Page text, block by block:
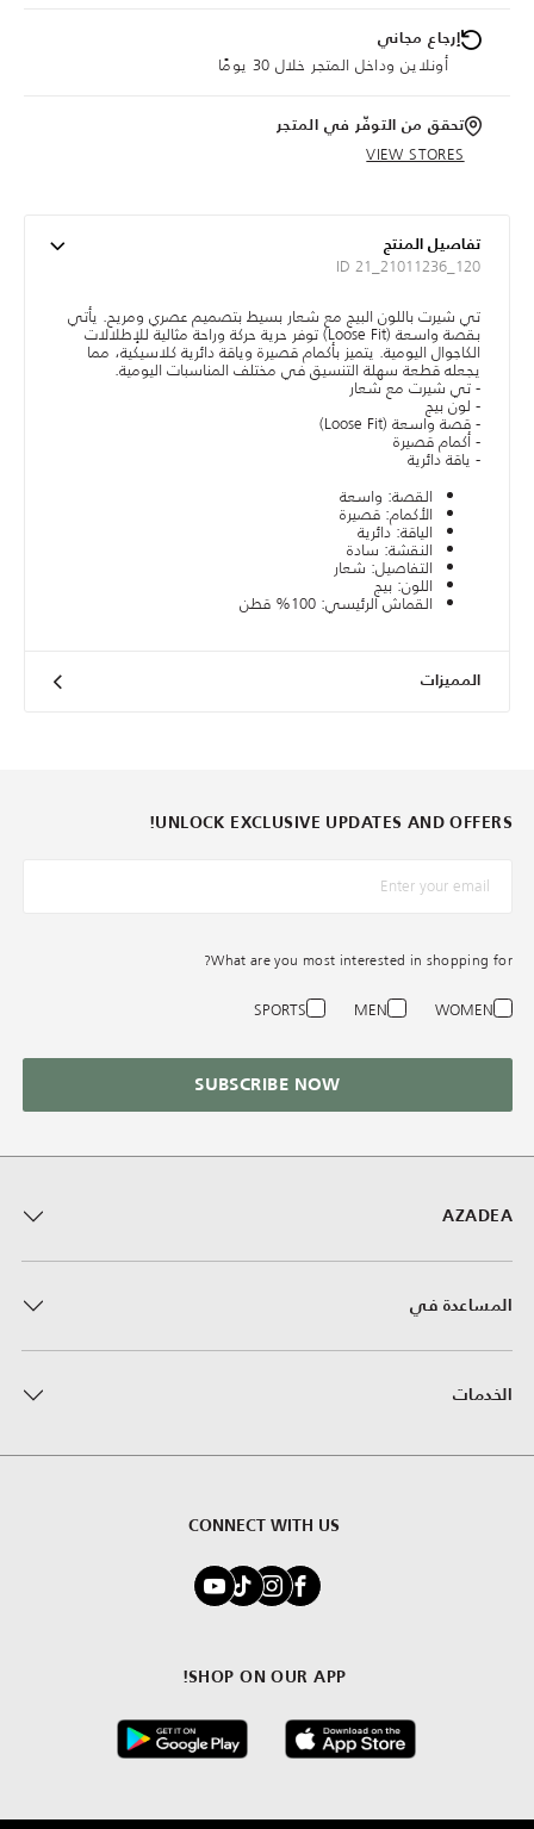
إرجاع مجاني
أونلاين وداخل المتجر خلال 30 يومًا
تحقق من التوفّر في المتجر
VIEW STORES
تفاصيل المنتج
ID 21_21011236_120
تي شيرت باللون البيج مع شعار بسيط بتصميم عصري ومريح. يأتي
بقصة واسعة (Loose Fit) توفر حرية حركة وراحة مثالية للإطلالات
الكاجوال اليومية. يتميز بأكمام قصيرة وياقة دائرية كلاسيكية، مما
يجعله قطعة سهلة التنسيق في مختلف المناسبات اليومية.
- تي شيرت مع شعار
- لون بيج
- قصة واسعة (Loose Fit)
- أكمام قصيرة
- ياقة دائرية
القصة: واسعة
الأكمام: قصيرة
الياقة: دائرية
النقشة: سادة
التفاصيل: شعار
اللون: بيج
القماش الرئيسي: 100% قطن
المميزات
AZADEA
المساعدة في
الخدمات
CONNECT WITH US
SHOP ON OUR APP!
UNLOCK EXCLUSIVE UPDATES AND OFFERS!
*البريد الإلكترونيّ
What are you most interested in shopping for?
WOMEN
MEN
SPORTS
SUBSCRIBE NOW